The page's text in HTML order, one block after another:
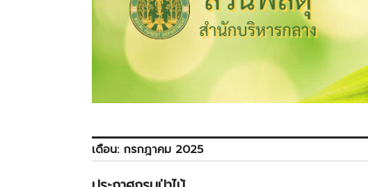
เดือน: กรกฎาคม 2025